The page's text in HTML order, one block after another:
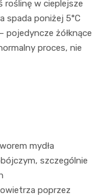
roślinę w cieplejsze
spada poniżej 5°C
pojedyncze żółknące
proces, nie
mydła
szczególnie
poprzez